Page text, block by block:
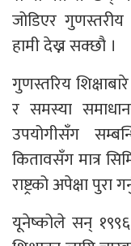
जोडिएर गुणस्तरीय
हामी देख्न सक्छौ ।
गुणस्तरिय
र समस्या
उपयोगीसँग
कितावसँग मात्र
राष्ट्रको अपेक्षा पुरा
यूनेष्कोले सन्